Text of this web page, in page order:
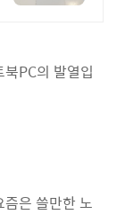
PC의 발열입
은 쓸만한 노